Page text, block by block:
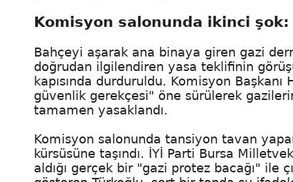
Komisyon salonunda ikinci şok:
Bahçeyi aşarak ana binaya giren gazi
doğrudan ilgilendiren yasa teklifinin
kapısında durduruldu. Komisyon
güvenlik gerekçesi" öne sürülerek
tamamen yasaklandı.
Komisyon salonunda tansiyon tavan
kürsüsüne taşındı. İYİ Parti Bursa
aldığı gerçek bir "gazi protez bacağı" ile